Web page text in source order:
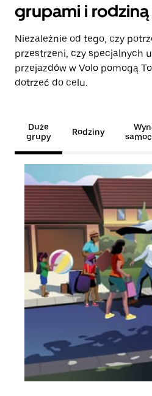
grupami i rodziną
Niezależnie od tego, czy
przestrzeni, czy specjalnych
przejazdów w Volo pomogą
dotrzeć do celu.
Duże
grupy
Rodziny